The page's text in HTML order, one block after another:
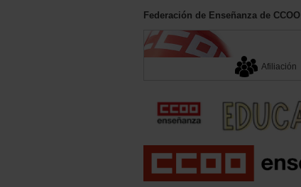
Federación de Enseñanza de CCOO
Afiliación